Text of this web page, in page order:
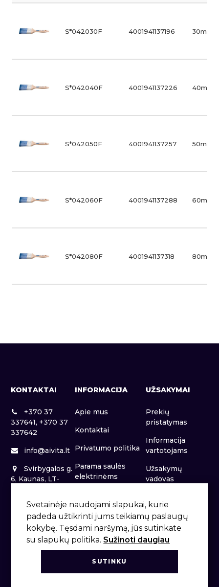
S*042030F 4001941137196 30mm
S*042040F 4001941137226 40mm
S*042050F 4001941137257 50mm
S*042060F 4001941137288 60mm
S*042080F 4001941137318 80mm
KONTAKTAI
+370 37
337641, +370 37
337642
info@aivita.lt
Svirbygalos g.
6, Kaunas, LT-
INFORMACIJA
Apie mus
Kontaktai
Privatumo politika
Parama saulės
elektrinėms
UŽSAKYMAI
Prekių
pristatymas
Informacija
vartotojams
Užsakymų
vadovas
Svetainėje naudojami slapukai, kurie
padeda užtikrinti jums teikiamų paslaugų
kokybę. Tęsdami naršymą, jūs sutinkate
su slapukų politika. Sužinoti daugiau
SUTINKU